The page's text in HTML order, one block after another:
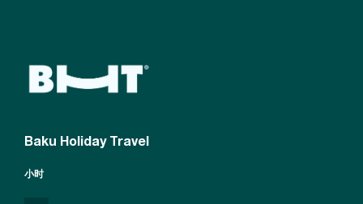
Baku Holiday Travel
小时